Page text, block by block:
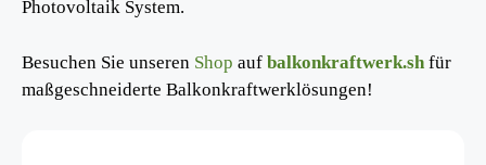
Photovoltaik System.
Besuchen Sie unseren Shop auf balkonkraftwerk.sh für
maßgeschneiderte Balkonkraftwerklösungen!